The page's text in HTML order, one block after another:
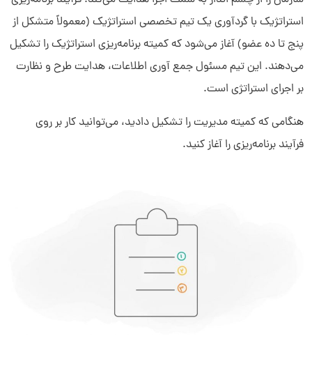
استراتژیک با گردآوری یک تیم تخصصی استراتژیک (معمولاً متشکل از
پنج تا ده عضو) آغاز می‌شود که کمیته برنامه‌ریزی استراتژیک را تشکیل
می‌دهند. این تیم مسئول جمع آوری اطلاعات، هدایت طرح و نظارت
بر اجرای استراتژی است.
هنگامی که کمیته مدیریت را تشکیل دادید، می‌توانید کار بر روی
فرآیند برنامه‌ریزی را آغاز کنید.